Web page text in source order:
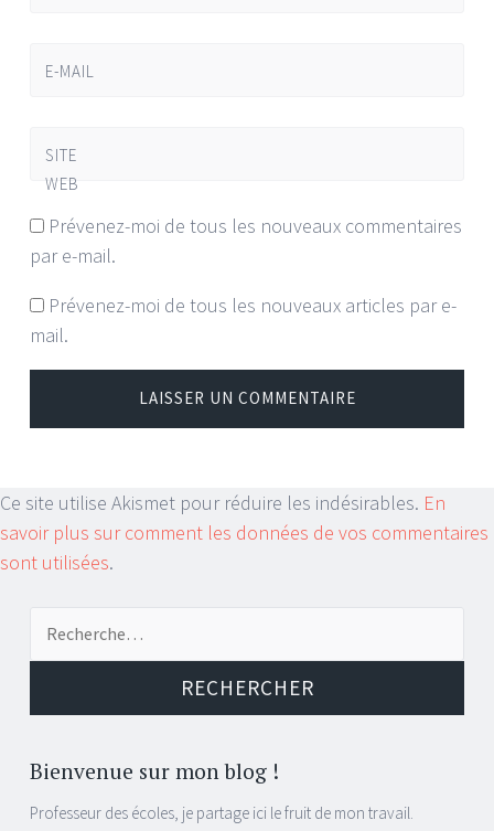
E-MAIL
SITE
WEB
Prévenez-moi de tous les nouveaux commentaires
par e-mail.
Prévenez-moi de tous les nouveaux articles par e-
mail.
Ce site utilise Akismet pour réduire les indésirables. En
savoir plus sur comment les données de vos commentaires
sont utilisées.
Bienvenue sur mon blog !
Professeur des écoles, je partage ici le fruit de mon travail.